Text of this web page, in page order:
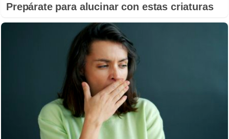
Prepárate para alucinar con estas criaturas